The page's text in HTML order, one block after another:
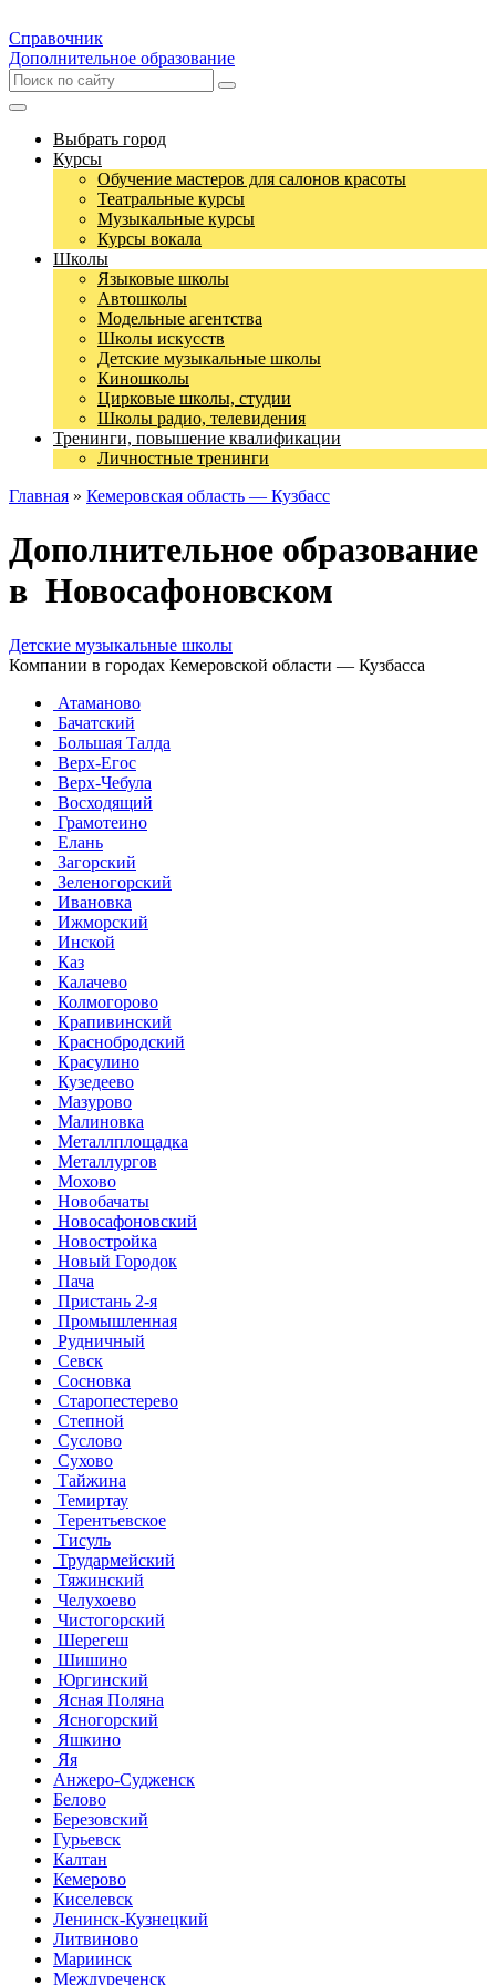
Справочник
Дополнительное образование
Выбрать город
Курсы
Обучение мастеров для салонов красоты
Театральные курсы
Музыкальные курсы
Курсы вокала
Школы
Языковые школы
Автошколы
Модельные агентства
Школы искусств
Детские музыкальные школы
Киношколы
Цирковые школы, студии
Школы радио, телевидения
Тренинги, повышение квалификации
Личностные тренинги
Главная » Кемеровская область — Кузбасс
Дополнительное образование
в Новосафоновском
Детские музыкальные школы
Компании в городах Кемеровской области — Кузбасса
Атаманово
Бачатский
Большая Талда
Верх-Егос
Верх-Чебула
Восходящий
Грамотеино
Елань
Загорский
Зеленогорский
Ивановка
Ижморский
Инской
Каз
Калачево
Колмогорово
Крапивинский
Краснобродский
Красулино
Кузедеево
Мазурово
Малиновка
Металлплощадка
Металлургов
Мохово
Новобачаты
Новосафоновский
Новостройка
Новый Городок
Пача
Пристань 2-я
Промышленная
Рудничный
Севск
Сосновка
Старопестерево
Степной
Суслово
Сухово
Тайжина
Темиртау
Терентьевское
Тисуль
Трудармейский
Тяжинский
Челухоево
Чистогорский
Шерегеш
Шишино
Юргинский
Ясная Поляна
Ясногорский
Яшкино
Яя
Анжеро-Судженск
Белово
Березовский
Гурьевск
Калтан
Кемерово
Киселевск
Ленинск-Кузнецкий
Литвиново
Мариинск
Междуреченск